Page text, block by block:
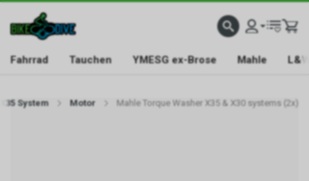
Fahrrad Tauchen YMESG ex-Brose Mahle
X35 System Motor Mahle Torque Washer X35 & X30 systems (2x)